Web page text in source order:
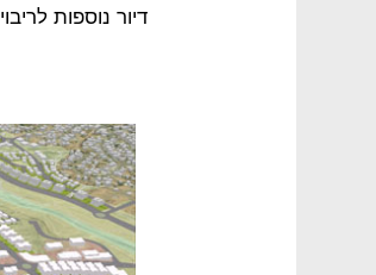
דיור נוספות